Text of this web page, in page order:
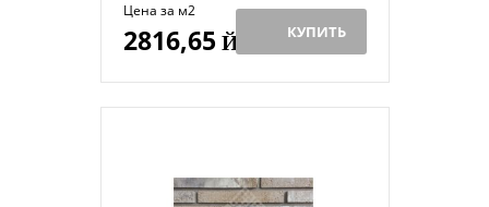
Цена за м2
2816,65 Й КУПИТЬ